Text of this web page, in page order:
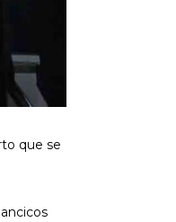
que se